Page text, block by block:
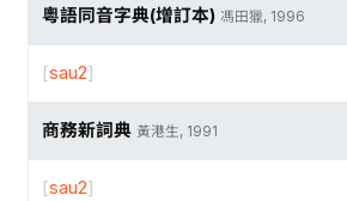
粵語同音字典(增訂本) 馮田獵, 1996
[sau2]
商務新詞典 黃港生, 1991
[sau2]